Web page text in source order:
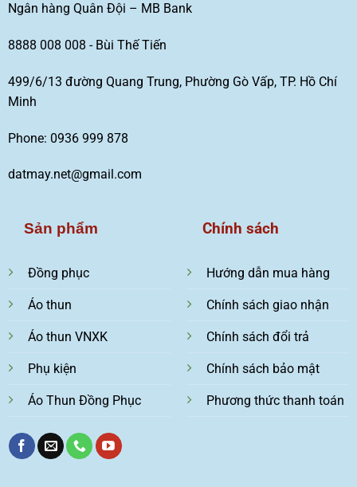
Ngân hàng Quân Đội – MB Bank
8888 008 008 - Bùi Thế Tiến
499/6/13 đường Quang Trung, Phường Gò Vấp, TP. Hồ Chí
Minh
Phone: 0936 999 878
datmay.net@gmail.com
Sản phẩm
Đồng phục
Áo thun
Áo thun VNXK
Phụ kiện
Áo Thun Đồng Phục
Chính sách
Hướng dẫn mua hàng
Chính sách giao nhận
Chính sách đổi trả
Chính sách bảo mật
Phương thức thanh toán